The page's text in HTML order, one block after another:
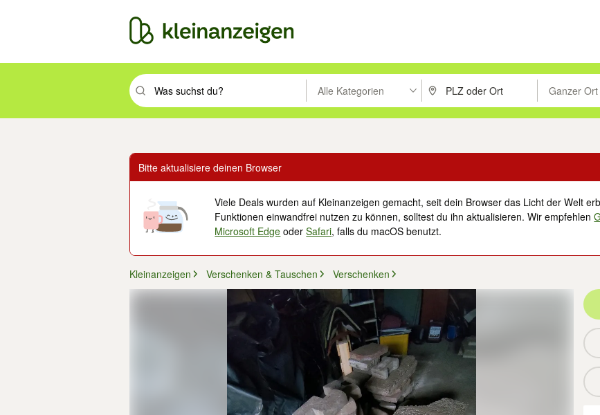
Suchbegriff eingeben. Eingabetaste drücken um zu suchen, oder Vorschläge mit den Pfeiltasten nach
Alle Kategorien PLZ oder Ort eingeben. Eingabetaste
Ganzer Ort
Suche im
Bitte aktualisiere deinen Browser
Viele Deals wurden auf Kleinanzeigen gemacht, seit dein Browser das Licht der Welt
Funktionen einwandfrei nutzen zu können, solltest du ihn aktualisieren. Wir empfehlen
Microsoft Edge oderSafari, falls du macOS benutzt.
Kleinanzeigen Verschenken & Tauschen Verschenken